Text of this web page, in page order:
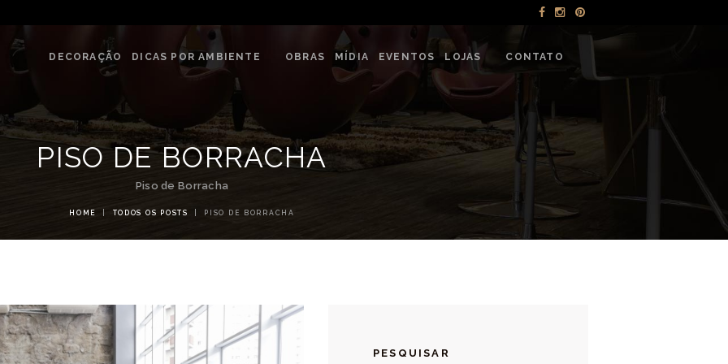
DECORAÇÃO DICAS POR AMBIENTE OBRAS MÍDIA EVENTOS LOJAS CONTATO
PISO DE BORRACHA
Piso de Borracha
HOME TODOS OS POSTS PISO DE BORRACHA
& DECORE - ATELIÊ REVESTIMENTOS
Blog com dicas de decorações e interiores.
DECORAÇÃO
DICAS POR
OBRAS
EVENTOS
CONTATO
PESQUISAR